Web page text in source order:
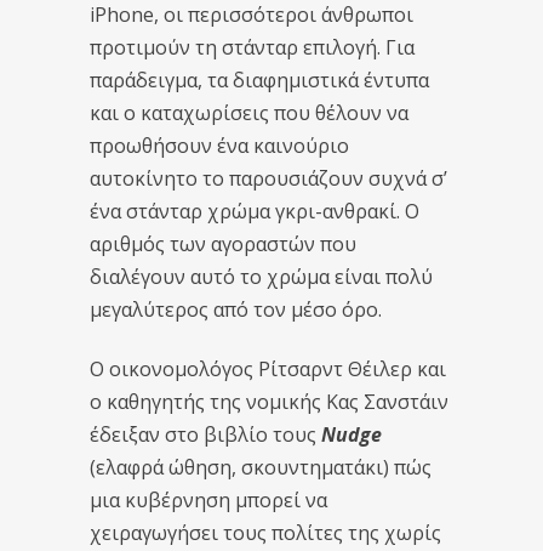
iPhone, οι περισσότεροι άνθρωποι
προτιμούν τη στάνταρ επιλογή. Για
παράδειγμα, τα διαφημιστικά έντυπα
και ο καταχωρίσεις που θέλουν να
προωθήσουν ένα καινούριο
αυτοκίνητο το παρουσιάζουν συχνά σ’
ένα στάνταρ χρώμα γκρι-ανθρακί. Ο
αριθμός των αγοραστών που
διαλέγουν αυτό το χρώμα είναι πολύ
μεγαλύτερος από τον μέσο όρο.
Ο οικονομολόγος Ρίτσαρντ Θέιλερ και
ο καθηγητής της νομικής Κας Σανστάιν
έδειξαν στο βιβλίο τους Nudge
(ελαφρά ώθηση, σκουντηματάκι) πώς
μια κυβέρνηση μπορεί να
χειραγωγήσει τους πολίτες της χωρίς